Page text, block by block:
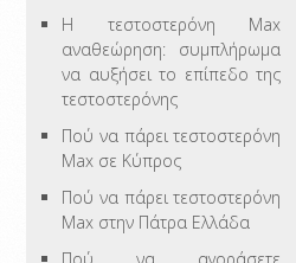
Η τεστοστερόνη Max
αναθεώρηση: συμπλήρωμα
να αυξήσει το επίπεδο της
τεστοστερόνης
Πού να πάρει τεστοστερόνη
Max σε Κύπρος
Πού να πάρει τεστοστερόνη
Max στην Πάτρα Ελλάδα
Πού να αγοράσετε